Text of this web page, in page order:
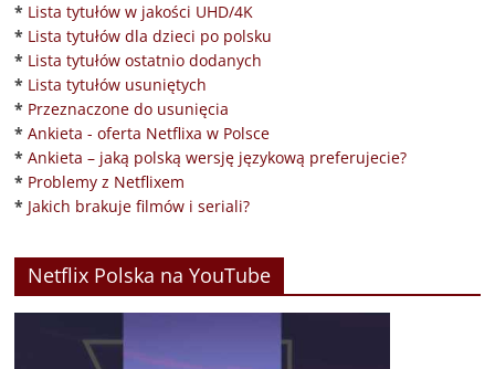
* Lista tytułów w jakości UHD/4K
* Lista tytułów dla dzieci po polsku
* Lista tytułów ostatnio dodanych
* Lista tytułów usuniętych
* Przeznaczone do usunięcia
* Ankieta - oferta Netflixa w Polsce
* Ankieta – jaką polską wersję językową preferujecie?
* Problemy z Netflixem
* Jakich brakuje filmów i seriali?
Netflix Polska na YouTube